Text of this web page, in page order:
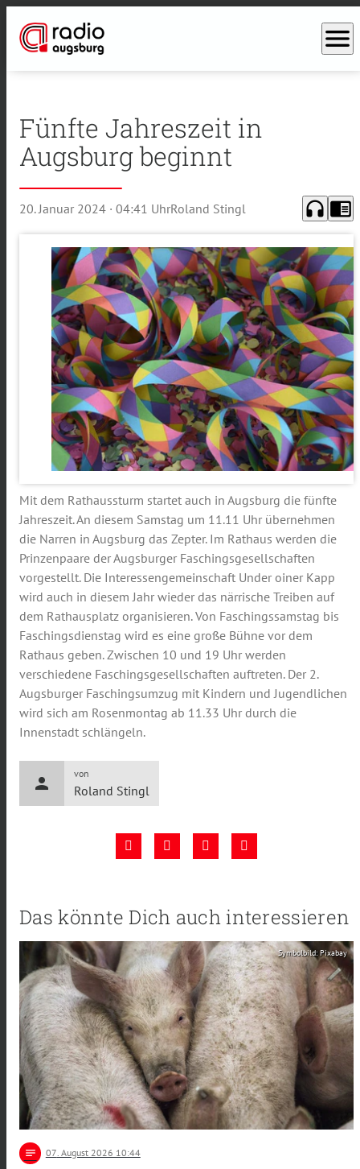
menu
Fünfte Jahreszeit in
Augsburg beginnt
20. Januar 2024 · 04:41 UhrRoland Stingl headphones chrome_reader_mode
Mit dem Rathaussturm startet auch in Augsburg die fünfte
Jahreszeit. An diesem Samstag um 11.11 Uhr übernehmen
die Narren in Augsburg das Zepter. Im Rathaus werden die
Prinzenpaare der Augsburger Faschingsgesellschaften
vorgestellt. Die Interessengemeinschaft Under oiner Kapp
wird auch in diesem Jahr wieder das närrische Treiben auf
dem Rathausplatz organisieren. Von Faschingssamstag bis
Faschingsdienstag wird es eine große Bühne vor dem
Rathaus geben. Zwischen 10 und 19 Uhr werden
verschiedene Faschingsgesellschaften auftreten. Der 2.
Augsburger Faschingsumzug mit Kindern und Jugendlichen
wird sich am Rosenmontag ab 11.33 Uhr durch die
Innenstadt schlängeln.
person
von
Roland Stingl
Das könnte Dich auch interessieren
Symbolbild: Pixabay
notes 07. August 2026 10:44